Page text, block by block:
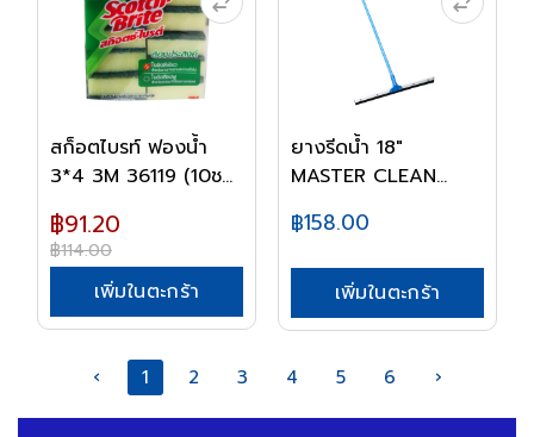
สก็อตไบรท์ ฟองน้ำ
3*4 3M 36119 (10ช...
฿91.20
฿114.00
เพิ่มในตะกร้า
ยางรีดน้ำ 18"
MASTER CLEAN
฿158.00
เพิ่มในตะกร้า
‹ 1 2 3 4 5 6 ›